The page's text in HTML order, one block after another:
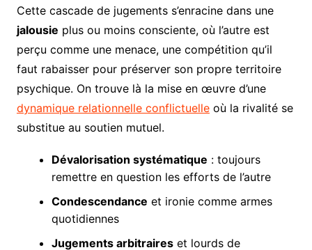
Cette cascade de jugements s’enracine dans une
jalousie plus ou moins consciente, où l’autre est
perçu comme une menace, une compétition qu’il
faut rabaisser pour préserver son propre territoire
psychique. On trouve là la mise en œuvre d’une
dynamique relationnelle conflictuelleoù la rivalité se
substitue au soutien mutuel.
Dévalorisation systématique : toujours
remettre en question les efforts de l’autre
Condescendance et ironie comme armes
quotidiennes
Jugements arbitraireset lourds de